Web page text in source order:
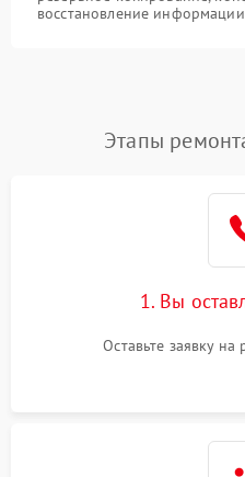
восстановление
Этапы
1. Вы
Оставьте заявку